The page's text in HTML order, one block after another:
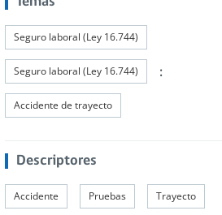
Seguro laboral (Ley 16.744)
Seguro laboral (Ley 16.744) :
Accidente de trayecto
Descriptores
Accidente Pruebas Trayecto